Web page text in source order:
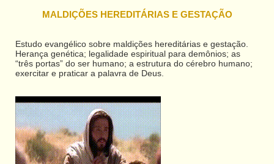
MALDIÇÕES HEREDITÁRIAS E GESTAÇÃO
Estudo evangélico sobre maldições hereditárias e gestação.
Herança genética; legalidade espiritual para demônios; as
“três portas” do ser humano; a estrutura do cérebro humano;
exercitar e praticar a palavra de Deus.